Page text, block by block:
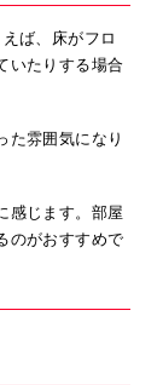
ば、床がフロ
いたりする場合
た雰囲気になり
感じます。部屋
のがおすすめで